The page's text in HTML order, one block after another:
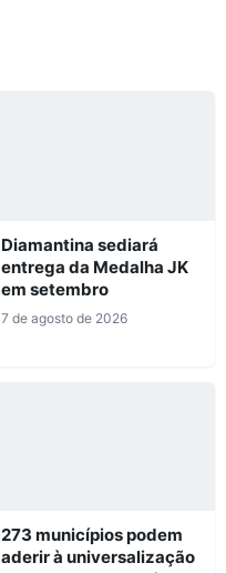
Diamantina sediará
entrega da Medalha JK
em setembro
7 de agosto de 2026
273 municípios podem
aderir à universalização